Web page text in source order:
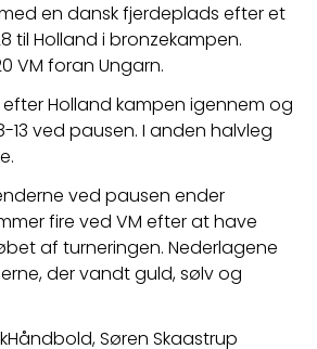
en dansk fjerdeplads efter et
til Holland i bronzekampen.
VM foran Ungarn.
Holland kampen igennem og
13 ved pausen. I anden halvleg
ved pausen ender
fire ved VM efter at have
af turneringen. Nederlagene
der vandt guld, sølv og
Søren Skaastrup